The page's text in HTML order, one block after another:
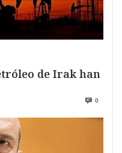
de Irak han
0